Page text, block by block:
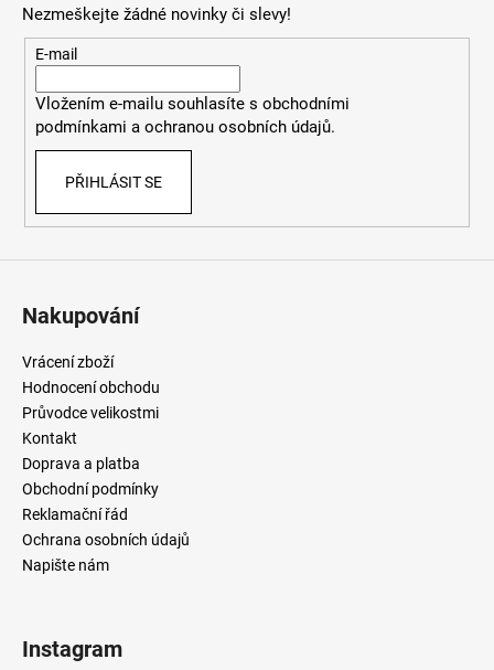
Nezmeškejte žádné novinky či slevy!
E-mail
Vložením e-mailu souhlasítes obchodními
podmínkami a ochranou osobních údajů.
PŘIHLÁSIT SE
Nakupování
Vrácení zboží
Hodnocení obchodu
Průvodce velikostmi
Kontakt
Doprava a platba
Obchodní podmínky
Reklamační řád
Ochrana osobních údajů
Napište nám
Instagram